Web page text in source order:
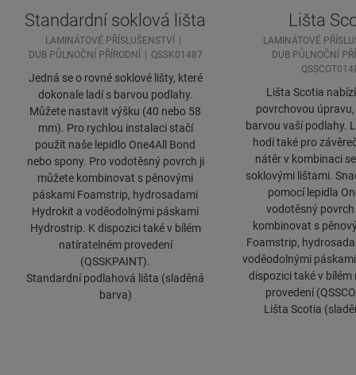
Standardní soklová lišta
LAMINÁTOVÉ PŘÍSLUŠENSTVÍ
DUB PŮLNOČNÍ PŘÍRODNÍ
QSSK01487
Jedná se o rovné soklové lišty, které
dokonale ladí s barvou podlahy.
Můžete nastavit výšku (40 nebo 58
mm). Pro rychlou instalaci stačí
použít naše lepidlo One4All Bond
nebo spony. Pro vodotěsný povrch ji
můžete kombinovat s pěnovými
páskami Foamstrip, hydrosadami
Hydrokit a voděodolnými páskami
Hydrostrip. K dispozici také v bílém
natíratelném provedení
(QSSKPAINT).
Standardní podlahová lišta (sladěná
barva)
Lišta
LAMINÁTOVÉ
DUB PŮLNOČNÍ
Lišta Scotia
povrchovou
barvou vaší podlahy.
hodí také pro
nátěr v kombinaci
soklovými lištami.
pomocí lepidla
vodotěsný povrch
kombinovat s
Foamstrip,
voděodolnými
dispozici také v
provedení
Lišta Scotia